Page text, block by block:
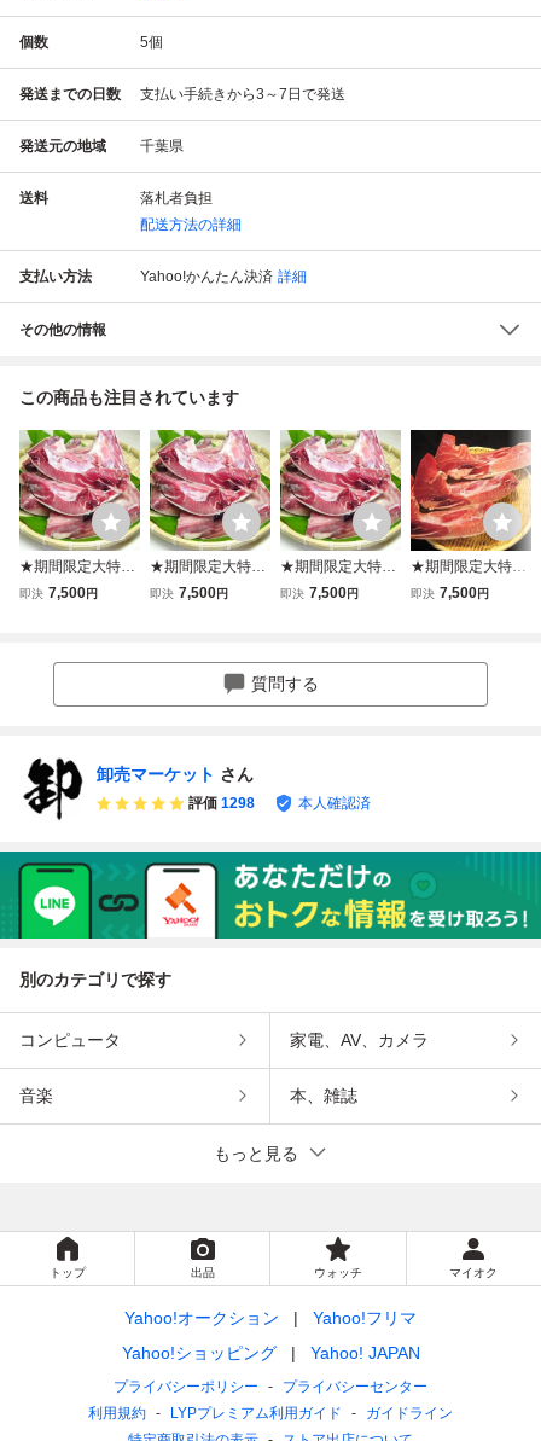
個数 5個
発送までの日数 支払い手続きから3～7日で発送
発送元の地域 千葉県
送料
落札者負担
配送方法の詳細
支払い方法 Yahoo!かんたん決済 詳細
その他の情報
この商品も注目されています
★期間限定大特
価！「天然キハダ
即決 7,500円
★期間限定大特
価！「天然キハダ
き、煮付などでお
召し上がりくださ
即決 7,500円
★期間限定大特
価！「天然キハダ
き、煮付などでお
召し上がりくださ
即決 7,500円
★期間限定大特
価！「大鉢鮪か
即決 7,500円
質問する
卸売マーケット さん
評価 1298 本人確認済
別のカテゴリで探す
コンピュータ 家電、AV、カメラ
音楽 本、雑誌
もっと見る
トップ 出品 ウォッチ マイオク
Yahoo!オークション
Yahoo!フリマ
Yahoo!ショッピング
Yahoo! JAPAN
プライバシーポリシー
プライバシーセンター
利用規約
LYPプレミアム利用ガイド
ガイドライン